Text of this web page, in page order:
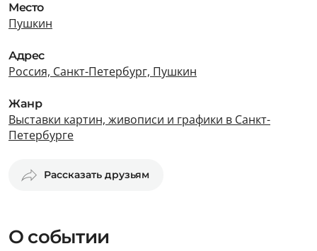
Место
Пушкин
Адрес
Россия, Санкт-Петербург, Пушкин
Жанр
Выставки картин, живописи и графики в Санкт-
Петербурге
Рассказать друзьям
О событии